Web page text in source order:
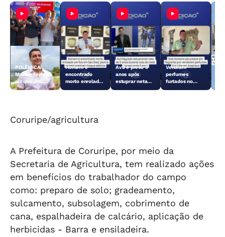
POLÊMICA:
Marlan Ferreira
diz que JHC
traiu aliados:
#alagoas #jhc
Homem é
encontrado
morto enrolado
Avô é preso 5
anos após
estuprar neta
Vendiam
perfumes
furtados no
Coruripe/agricultura
A Prefeitura de Coruripe, por meio da
Secretaria de Agricultura, tem realizado ações
em benefícios do trabalhador do campo
como: preparo de solo; gradeamento,
sulcamento, subsolagem, cobrimento de
cana, espalhadeira de calcário, aplicação de
herbicidas - Barra e ensiladeira.